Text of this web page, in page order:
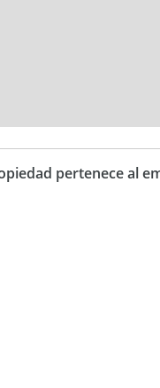
pertenece al